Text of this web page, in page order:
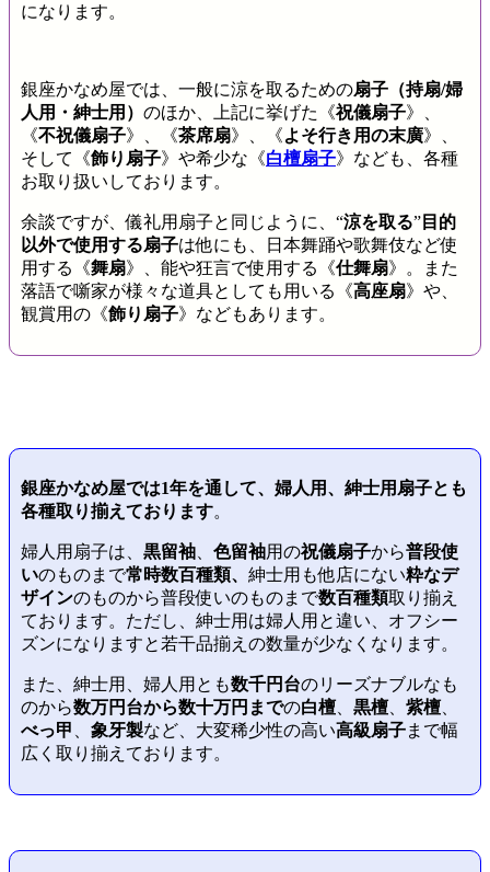
になります。
銀座かなめ屋では、一般に涼を取るための扇子（持扇/婦
人用・紳士用） のほか、上記に挙げた《祝儀扇子》、
《不祝儀扇子》、《茶席扇》、《よそ行き用の末廣》、
そして《飾り扇子》や希少な《白檀扇子》なども、各種
お取り扱いしております。
余談ですが、儀礼用扇子と同じように、“涼を取る” 目的
以外で使用する扇子は他にも、日本舞踊や歌舞伎など使
用する《舞扇》、能や狂言で使用する《仕舞扇》。また
落語で噺家が様々な道具としても用いる《高座扇》や、
観賞用の《飾り扇子》などもあります。
銀座かなめ屋では1年を通して、婦人用、紳士用扇子とも
各種取り揃えております。
婦人用扇子は、 黒留袖 色留袖用の祝儀扇子から普段使
いのものまで常時数百種類、 紳士用も他店にない粋なデ
ザインのものから普段使いのものまで数百種類取り揃え
ております。ただし、紳士用は婦人用と違い、オフシー
ズンになりますと若干品揃えの数量が少なくなります。
また、紳士用、婦人用とも数千円台のリーズナブルなも
のから数万円台から数十万円までの白檀、 黒檀、 紫檀、
べっ甲
象牙製など、大変稀少性の高い高級扇子まで幅
広く取り揃えております。